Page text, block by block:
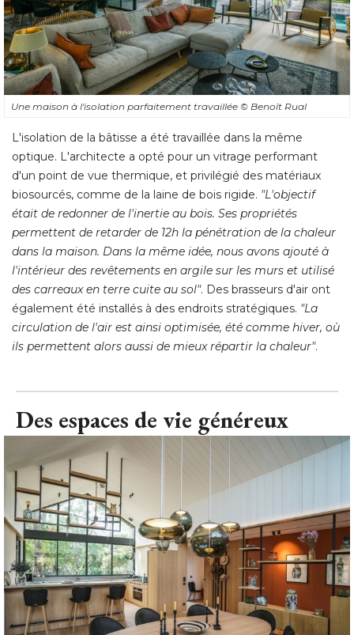
Une maison à l'isolation parfaitement travaillée © Benoît Rual
L'isolation de la bâtisse a été travaillée dans la même
optique. L'architecte a opté pour un vitrage performant
d'un point de vue thermique, et privilégié des matériaux
biosourcés, comme de la laine de bois rigide. "L'objectif
était de redonner de l'inertie au bois. Ses propriétés
permettent de retarder de 12h la pénétration de la chaleur
dans la maison. Dans la même idée, nous avons ajouté à
l'intérieur des revêtements en argile sur les murs et utilisé
des carreaux en terre cuite au sol". Des brasseurs d'air ont
également été installés à des endroits stratégiques. "La
circulation de l'air est ainsi optimisée, été comme hiver, où
ils permettent alors aussi de mieux répartir la chaleur".
Des espaces de vie généreux